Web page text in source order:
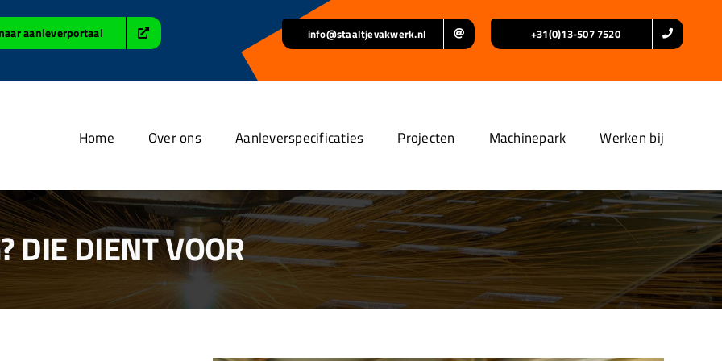
aanleverportaal info@staaltjevakwerk.nl +31(0)13-507 7520
Home Over ons Aanleverspecificaties Projecten Machinepark Werken bij
DIE DIENT VOOR